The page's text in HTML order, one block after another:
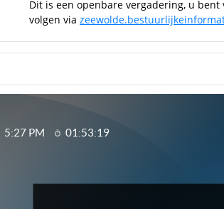
Dit is een openbare vergadering, u
volgen via